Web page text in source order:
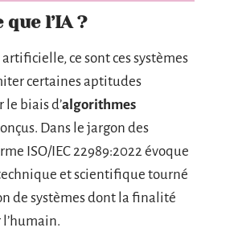
que l’IA ?
ce sont ces systèmes
certaines aptitudes
le biais d’algorithmes
Dans le jargon des
ISO/IEC 22989:2022 évoque
et scientifique tourné
de systèmes dont la finalité